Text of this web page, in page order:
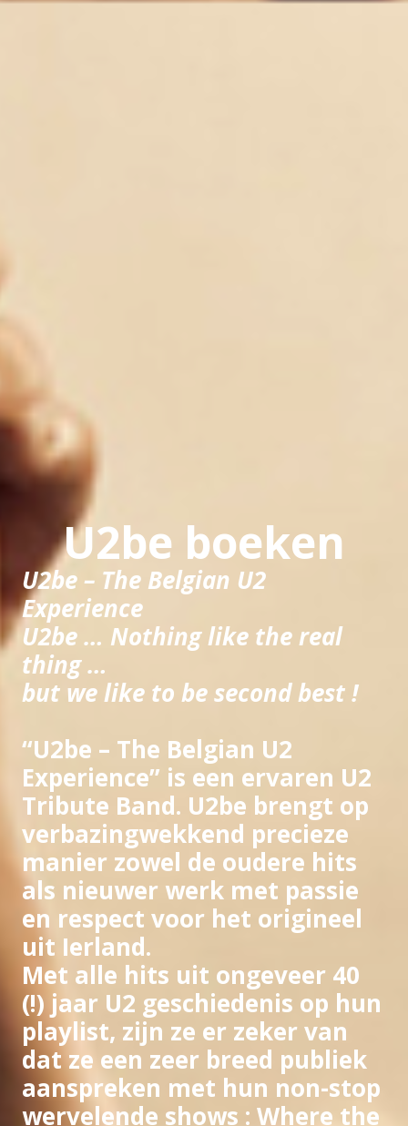
U2be boeken
U2be – The Belgian U2
Experience
U2be … Nothing like the real
thing …
but we like to be second best !
“U2be – The Belgian U2
Experience” is een ervaren U2
Tribute Band. U2be brengt op
verbazingwekkend precieze
manier zowel de oudere hits
als nieuwer werk met passie
en respect voor het origineel
uit Ierland.
Met alle hits uit ongeveer 40
(!) jaar U2 geschiedenis op hun
playlist, zijn ze er zeker van
dat ze een zeer breed publiek
aanspreken met hun non-stop
wervelende shows : Where the